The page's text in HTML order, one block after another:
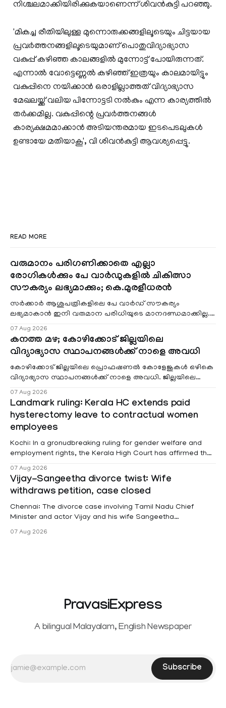
നിശ്ചലമാക്കിയിരിക്കുകയാണെന്ന് ശിവന്‍കുട്ടി പറഞ്ഞു.
'മികച്ച രീതിയിലുള്ള മുന്നൊരുക്കങ്ങളിലൂടെയും ചിട്ടയായ
പ്രവര്‍ത്തനങ്ങളിലൂടെയുമാണ് പൊതുവിദ്യാഭ്യാസ
വകുപ്പ് കഴിഞ്ഞ കാലങ്ങളില്‍ മുന്നോട്ട് പോയിരുന്നത്.
എന്നാല്‍ വോട്ടെണ്ണല്‍ കഴിഞ്ഞ് ഇത്രയും കാലമായിട്ടും
വകുപ്പിനെ നയിക്കാന്‍ ഒരാളില്ലാത്തത് വിദ്യാഭ്യാസ
മേഖലയ്ക്ക് വലിയ പിന്നോട്ടടി നല്‍കും എന്ന കാര്യത്തില്‍
തര്‍ക്കമില്ല. വകുപ്പിന്റെ പ്രവര്‍ത്തനങ്ങള്‍
കാര്യക്ഷമമാക്കാന്‍ അടിയന്തരമായ ഇടപെടലുകള്‍
ഉണ്ടായേ മതിയാകൂ', വി ശിവന്‍കുട്ടി ആവശ്യപ്പെട്ടു.
READ MORE
വരുമാനം പരിഗണിക്കാതെ എല്ലാ
രോഗികൾക്കും പേ വാർഡുകളിൽ ചികിത്സാ
സൗകര്യം ലഭ്യമാക്കും; കെ.മുരളീധരൻ
സർക്കാർ ആശുപത്രികളിലെ പേ വാർഡ് സൗകര്യം
ലഭ്യമാകാൻ ഇനി വരുമാന പരിധിയുടെ മാനദണ്ഡമാക്കില്ല.
07 Aug 2026
കനത്ത മഴ; കോഴിക്കോട് ജില്ലയിലെ
വിദ്യാഭ്യാസ സ്ഥാപനങ്ങൾക്ക് നാളെ അവധി
കോഴിക്കോട് ജില്ലയിലെ പ്രൊഫഷണൽ കോളേജുകൾ ഒഴികെ
വിദ്യാഭ്യാസ സ്ഥാപനങ്ങൾക്ക് നാളെ അവധി. ജില്ലയിലെ
07 Aug 2026
Landmark ruling: Kerala HC extends paid
hysterectomy leave to contractual women
employees
Kochi: In a gronudbreaking ruling for gender welfare and
employment rights, the Kerala High Court has affirmed that
projects are eligible for paid medical leave following
hysterectomy surgery under the Kerala Service Rules
(KSR). The court noted that since essential benefits like
maternity
07 Aug 2026
Vijay-Sangeetha divorce twist: Wife
withdraws petition, case closed
Chennai: The divorce case involving Tamil Nadu Chief
Minister and actor Vijay and his wife Sangeetha
Sowrnalingam has taken a new turn after Sangeetha
07 Aug 2026
PravasiExpress
A bilingual Malayalam, English Newspaper
Subscribe